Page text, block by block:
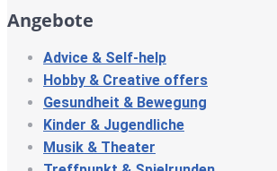
Angebote
Advice & Self-help
Hobby & Creative offers
Gesundheit & Bewegung
Kinder & Jugendliche
Musik & Theater